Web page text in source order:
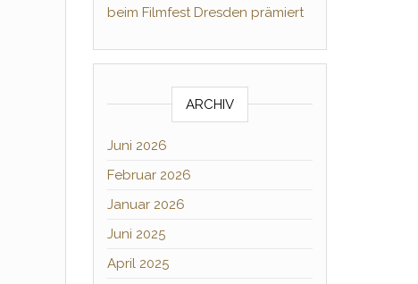
beim Filmfest Dresden prämiert
ARCHIV
Juni 2026
Februar 2026
Januar 2026
Juni 2025
April 2025